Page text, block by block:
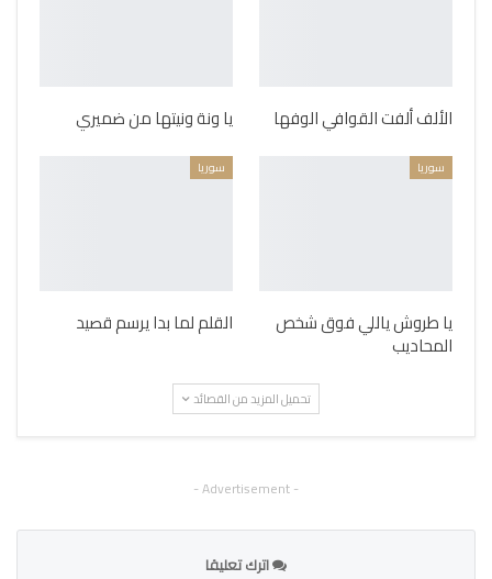
الألف ألفت القوافي الوفها يا ونة ونيتها من ضميري
سوريا
يا طروش ياللي فوق شخص
المحاديب
سوريا
القلم لما بدا يرسم قصيد
تحميل المزيد من القصائد
- Advertisement -
اترك تعليقا